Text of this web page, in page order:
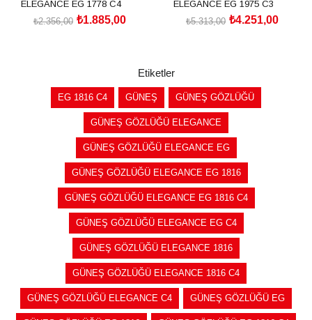
ELEGANCE EG 1778 C4
₺1.885,00
₺2.356,00
ELEGANCE EG 1975 C3
₺4.251,00
₺5.313,00
Etiketler
EG 1816 C4 GÜNEŞ GÜNEŞ GÖZLÜĞÜ
GÜNEŞ GÖZLÜĞÜ ELEGANCE
GÜNEŞ GÖZLÜĞÜ ELEGANCE EG
GÜNEŞ GÖZLÜĞÜ ELEGANCE EG 1816
GÜNEŞ GÖZLÜĞÜ ELEGANCE EG 1816 C4
GÜNEŞ GÖZLÜĞÜ ELEGANCE EG C4
GÜNEŞ GÖZLÜĞÜ ELEGANCE 1816
GÜNEŞ GÖZLÜĞÜ ELEGANCE 1816 C4
GÜNEŞ GÖZLÜĞÜ ELEGANCE C4 GÜNEŞ GÖZLÜĞÜ EG